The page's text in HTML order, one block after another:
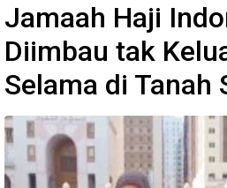
Jamaah Haji
Diimbau tak
Selama di Tanah